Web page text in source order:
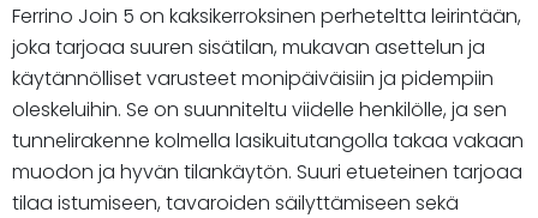
Ferrino Join 5 on kaksikerroksinen perheteltta leirintään,
joka tarjoaa suuren sisätilan, mukavan asettelun ja
käytännölliset varusteet monipäiväisiin ja pidempiin
oleskeluihin. Se on suunniteltu viidelle henkilölle, ja sen
tunnelirakenne kolmella lasikuitutangolla takaa vakaan
muodon ja hyvän tilankäytön. Suuri etueteinen tarjoaa
tilaa istumiseen, tavaroiden säilyttämiseen sekä